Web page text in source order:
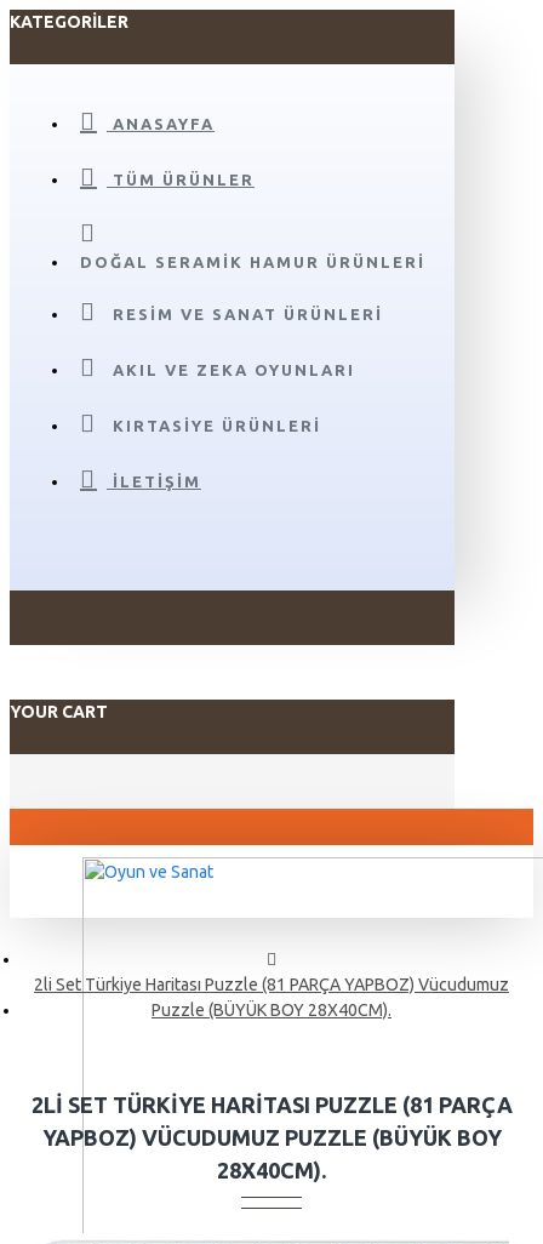
KATEGORILER
ANASAYFA
TÜM ÜRÜNLER
DOĞAL SERAMIK HAMUR ÜRÜNLERI
RESIM VE SANAT ÜRÜNLERI
AKIL VE ZEKA OYUNLARI
KIRTASIYE ÜRÜNLERI
İLETIŞIM
YOUR CART
2li Set Türkiye Haritası Puzzle (81 PARÇA YAPBOZ) Vücudumuz
Puzzle (BÜYÜK BOY 28X40CM).
2LI SET TÜRKIYE HARITASI PUZZLE (81 PARÇA
YAPBOZ) VÜCUDUMUZ PUZZLE (BÜYÜK BOY
28X40CM).